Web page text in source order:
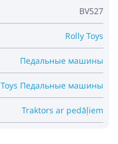
BV527
Rolly Toys
Педальные машины
Toys Педальные машины
Traktors ar pedāļiem